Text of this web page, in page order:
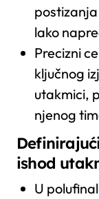
lako
Precizni
ključnog
utakmici,
njenog
ishod
U